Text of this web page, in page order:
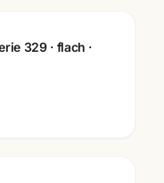
329 · flach ·